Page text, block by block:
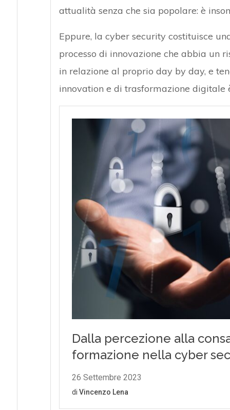
attualità senza che sia popolare: è
Eppure, la cyber security costituisce
processo di innovazione che abbia un
in relazione al proprio day by day, e
innovation e di trasformazione digitale